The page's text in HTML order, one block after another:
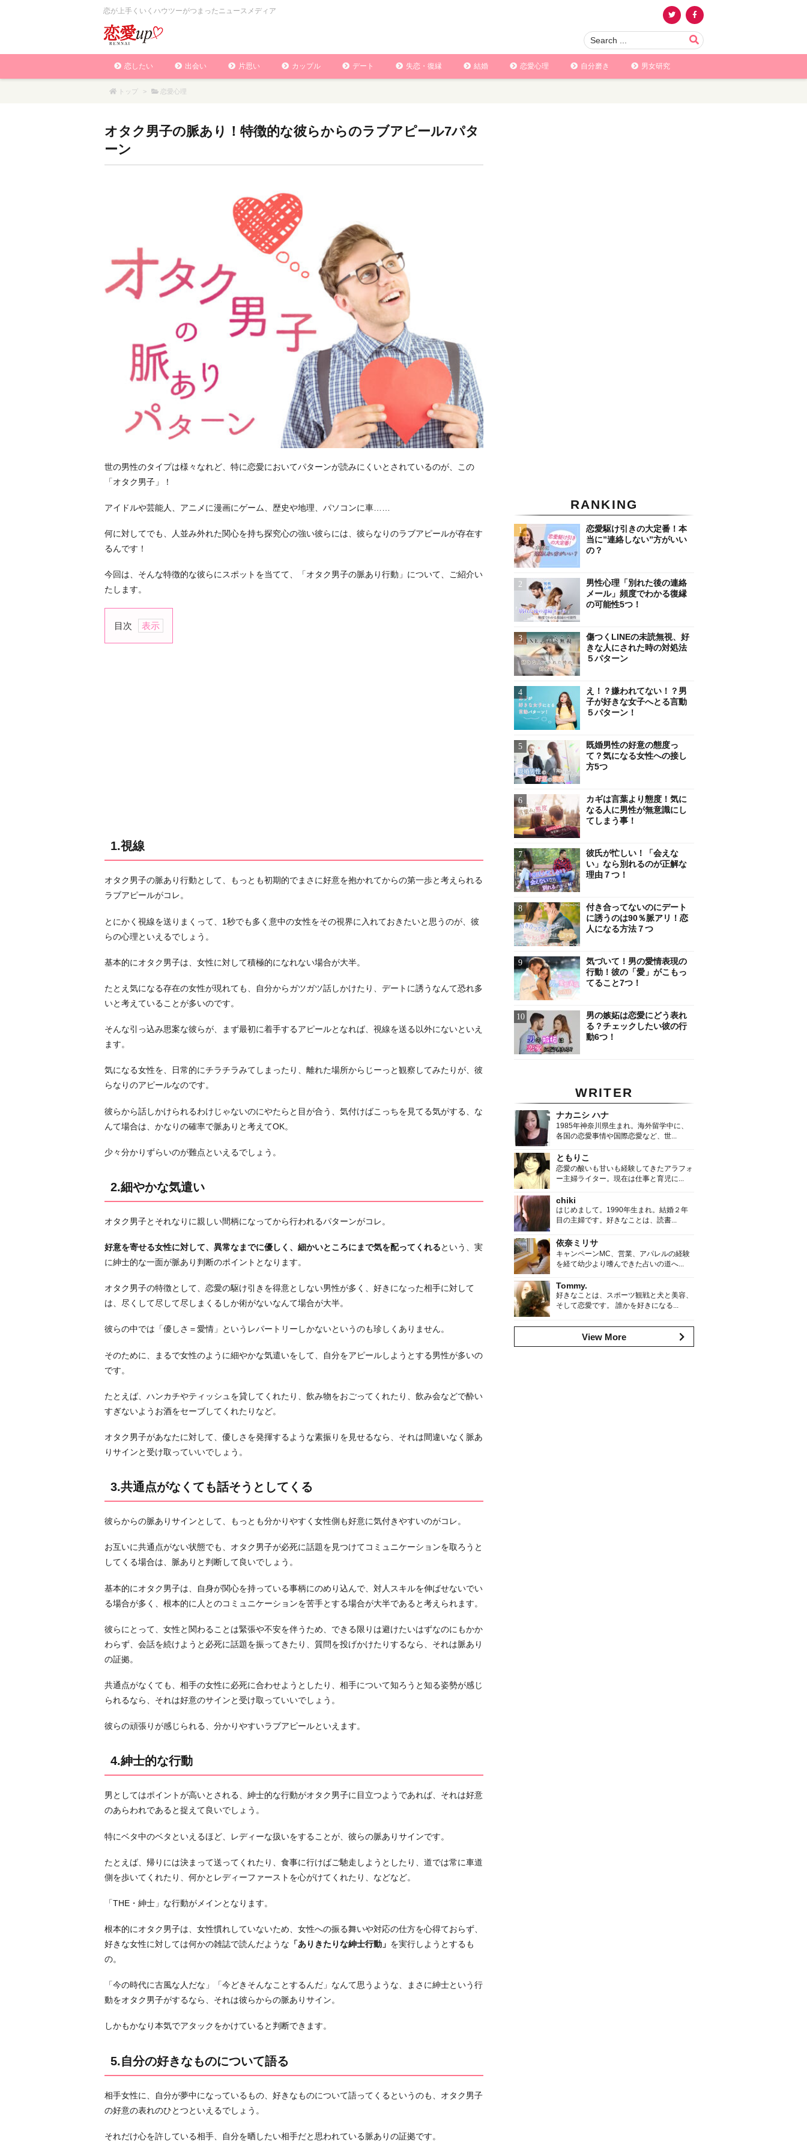
恋が上手くいくハウツーがつまったニュースメディア
恋したい 出会い 片思い カップル デート 失恋・復縁 結婚 恋愛心理 自分磨き 男女研究
トップ > 恋愛心理
オタク男子の脈あり！特徴的な彼らからのラブアピール7パタ
ーン
世の男性のタイプは様々なれど、特に恋愛においてパターンが読みにくいとされているのが、この
「オタク男子」！
アイドルや芸能人、アニメに漫画にゲーム、歴史や地理、パソコンに車……
何に対してでも、人並み外れた関心を持ち探究心の強い彼らには、彼らなりのラブアピールが存在す
るんです！
今回は、そんな特徴的な彼らにスポットを当てて、「オタク男子の脈あり行動」について、ご紹介い
たします。
目次
1.
通
点
な
て
も
そ
と
し
4.
紳
的
な
自
の
き
な
も
の
つ
て
語
6.
話・
メ
ル・
L
N
ま
め
接
触
は
乗
お
り
1.視線
オタク男子の脈あり行動として、もっとも初期的でまさに好意を抱かれてからの第一歩と考えられる
ラブアピールがコレ。
とにかく視線を送りまくって、1秒でも多く意中の女性をその視界に入れておきたいと思うのが、彼
らの心理といえるでしょう。
基本的にオタク男子は、女性に対して積極的になれない場合が大半。
たとえ気になる存在の女性が現れても、自分からガツガツ話しかけたり、デートに誘うなんて恐れ多
いと考えていることが多いのです。
そんな引っ込み思案な彼らが、まず最初に着手するアピールとなれば、視線を送る以外にないといえ
ます。
気になる女性を、日常的にチラチラみてしまったり、離れた場所からじーっと観察してみたりが、彼
らなりのアピールなのです。
彼らから話しかけられるわけじゃないのにやたらと目が合う、気付けばこっちを見てる気がする、な
んて場合は、かなりの確率で脈ありと考えてOK。
少々分かりずらいのが難点といえるでしょう。
2.細やかな気遣い
オタク男子とそれなりに親しい間柄になってから行われるパターンがコレ。
好意を寄せる女性に対して、異常なまでに優しく、細かいところにまで気を配ってくれるという、実
に紳士的な一面が脈あり判断のポイントとなります。
オタク男子の特徴として、恋愛の駆け引きを得意としない男性が多く、好きになった相手に対して
は、尽くして尽して尽しまくるしか術がないなんて場合が大半。
彼らの中では「優しさ＝愛情」というレパートリーしかないというのも珍しくありません。
そのために、まるで女性のように細やかな気遣いをして、自分をアピールしようとする男性が多いの
です。
たとえば、ハンカチやティッシュを貸してくれたり、飲み物をおごってくれたり、飲み会などで酔い
すぎないようお酒をセーブしてくれたりなど。
オタク男子があなたに対して、優しさを発揮するような素振りを見せるなら、それは間違いなく脈あ
りサインと受け取っていいでしょう。
3.共通点がなくても話そうとしてくる
彼らからの脈ありサインとして、もっとも分かりやすく女性側も好意に気付きやすいのがコレ。
お互いに共通点がない状態でも、オタク男子が必死に話題を見つけてコミュニケーションを取ろうと
してくる場合は、脈ありと判断して良いでしょう。
基本的にオタク男子は、自身が関心を持っている事柄にのめり込んで、対人スキルを伸ばせないでい
る場合が多く、根本的に人とのコミュニケーションを苦手とする場合が大半であると考えられます。
彼らにとって、女性と関わることは緊張や不安を伴うため、できる限りは避けたいはずなのにもかか
わらず、会話を続けようと必死に話題を振ってきたり、質問を投げかけたりするなら、それは脈あり
の証拠。
共通点がなくても、相手の女性に必死に合わせようとしたり、相手について知ろうと知る姿勢が感じ
られるなら、それは好意のサインと受け取っていいでしょう。
彼らの頑張りが感じられる、分かりやすいラブアピールといえます。
4.紳士的な行動
男としてはポイントが高いとされる、紳士的な行動がオタク男子に目立つようであれば、それは好意
のあらわれであると捉えて良いでしょう。
特にベタ中のベタといえるほど、レディーな扱いをすることが、彼らの脈ありサインです。
たとえば、帰りには決まって送ってくれたり、食事に行けばご馳走しようとしたり、道では常に車道
側を歩いてくれたり、何かとレディーファーストを心がけてくれたり、などなど。
「THE・紳士」な行動がメインとなります。
根本的にオタク男子は、女性慣れしていないため、女性への振る舞いや対応の仕方を心得ておらず、
好きな女性に対しては何かの雑誌で読んだような 「ありきたりな紳士行動」 を実行しようとするも
の。
「今の時代に古風な人だな」「今どきそんなことするんだ」なんて思うような、まさに紳士という行
動をオタク男子がするなら、それは彼らからの脈ありサイン。
しかもかなり本気でアタックをかけていると判断できます。
5.自分の好きなものについて語る
相手女性に、自分が夢中になっているもの、好きなものについて語ってくるというのも、オタク男子
の好意の表れのひとつといえるでしょう。
それだけ心を許している相手、自分を晒したい相手だと思われている脈ありの証拠です。
RANKING
恋愛駆け引きの大定番！本
当に”連絡しない”方がいい
の？
男性心理「別れた後の連絡
メール」頻度でわかる復縁
の可能性5つ！
傷つくLINEの未読無視、好
きな人にされた時の対処法
５パターン
え！？嫌われてない！？男
子が好きな女子へとる言動
５パターン！
既婚男性の好意の態度っ
て？気になる女性への接し
方5つ
カギは言葉より態度！気に
なる人に男性が無意識にし
てしまう事！
彼氏が忙しい！「会えな
い」なら別れるのが正解な
理由７つ！
付き合ってないのにデート
に誘うのは90％脈アリ！恋
人になる方法７つ
気づいて！男の愛情表現の
行動！彼の「愛」がこもっ
てること7つ！
男の嫉妬は恋愛にどう表れ
る？チェックしたい彼の行
動6つ！
WRITER
ナカニシ ハナ
1985年神奈川県生まれ。海外留学中に、
各国の恋愛事情や国際恋愛など、世...
ともりこ
恋愛の酸いも甘いも経験してきたアラフォ
ー主婦ライター。現在は仕事と育児に...
chiki
はじめまして。1990年生まれ。結婚２年
目の主婦です。好きなことは、読書...
依奈ミリサ
キャンペーンMC、営業、アパレルの経験
を経て幼少より嗜んできた占いの道へ...
Tommy.
好きなことは、スポーツ観戦と犬と美容、
そして恋愛です。 誰かを好きになる...
View More